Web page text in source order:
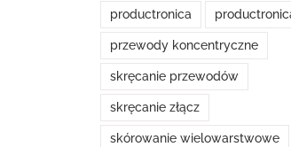
productronica
przewody koncentryczne
skręcanie przewodów
skręcanie złącz
skórowanie wielowarstwowe